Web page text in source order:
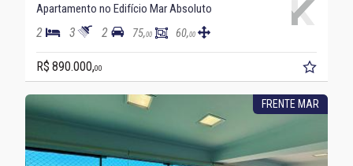
Apartamento no Edifício Mar Absoluto
2 3 2 75,00 60,00
R$ 890.000,00
FRENTE MAR